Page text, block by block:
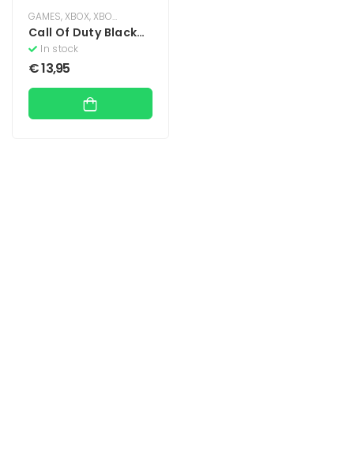
GAMES,XBOX,XBOX 360
Call Of Duty Black
OpsIn stock
€13,95